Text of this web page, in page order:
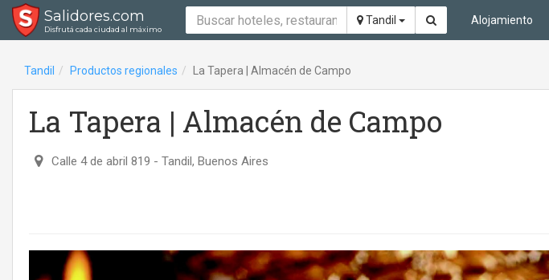
Salidores.com
Disfrutá cada ciudad al máximo
Tandil Alojamiento
Tandil Productos regionales La Tapera | Almacén de Campo
La Tapera | Almacén de Campo
Calle 4 de abril 819 - Tandil, Buenos Aires